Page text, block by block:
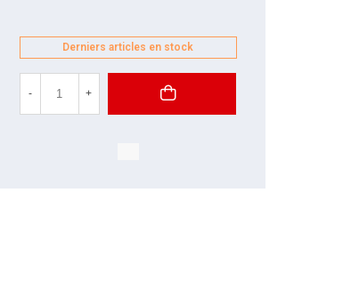
Derniers articles en stock
- +